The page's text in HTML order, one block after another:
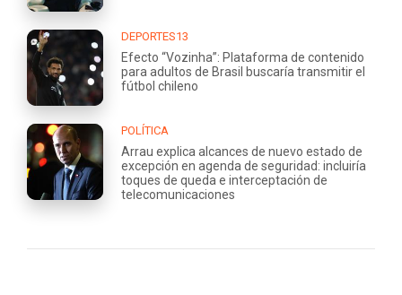
DEPORTES13
Efecto “Vozinha”: Plataforma de contenido
para adultos de Brasil buscaría transmitir el
fútbol chileno
POLÍTICA
Arrau explica alcances de nuevo estado de
excepción en agenda de seguridad: incluiría
toques de queda e interceptación de
telecomunicaciones